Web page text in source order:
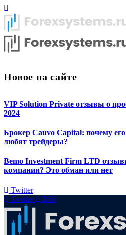
Новое на сайте
VIP Solution Private отзывы о
2024
Брокер Cauvo Capital: почему
любят трейдеры?
Bemo Investment Firm LTD
компании? Это обман или нет
Twitter
Twitter
RSS